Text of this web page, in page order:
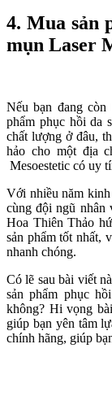
4. Mua sản
mụn Laser
Nếu bạn đang còn
phẩm phục hồi da
chất lượng ở đâu,
hảo cho một địa
Mesoestetic có uy
Với nhiều năm
cùng đội ngũ nhân
Hoa Thiên Thảo
sản phẩm tốt nhất,
nhanh chóng.
Có lẽ sau bài viết
sản phẩm phục
không? Hi vọng
giúp bạn yên tâm
chính hãng, giúp